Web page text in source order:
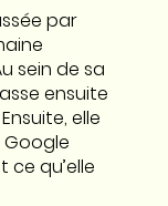
par
sein de sa
ensuite
elle
qu’elle